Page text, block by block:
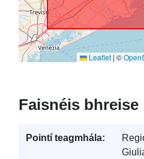
Leaflet |©
Faisnéis bhreise
Pointí teagmhála: